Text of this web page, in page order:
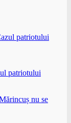
patriotului